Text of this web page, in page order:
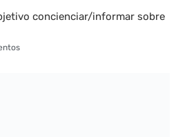
concienciar/informar sobre